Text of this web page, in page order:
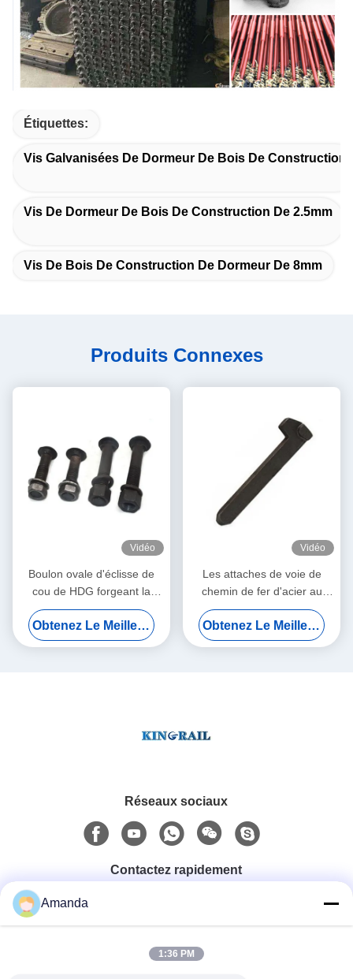
Étiquettes:
Vis Galvanisées De Dormeur De Bois De Construction
Vis De Dormeur De Bois De Construction De 2.5mm
Vis De Bois De Construction De Dormeur De 8mm
Produits Connexes
Vidéo
Boulon ovale d'éclisse de
cou de HDG forgeant la
catégorie standard 5
d'AREMA
Obtenez Le Meilleur Prix
Vidéo
Les attaches de voie de
chemin de fer d'acier au
carbone, dormeur ferroviaire
visse la finition d'oxyde
Obtenez Le Meilleur Prix
Réseaux sociaux
Contactez rapidement
0086-15556982932
Amanda
1:36 PM